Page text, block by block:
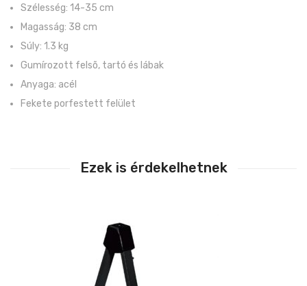
Szélesség: 14-35 cm
Magasság: 38 cm
Súly: 1.3 kg
Gumírozott felsõ, tartó és lábak
Anyaga: acél
Fekete porfestett felület
Ezek is érdekelhetnek